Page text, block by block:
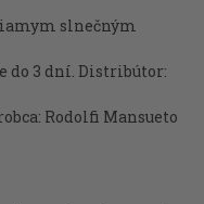
slnečným
do 3 dní. Distribútor:
Rodolfi Mansueto